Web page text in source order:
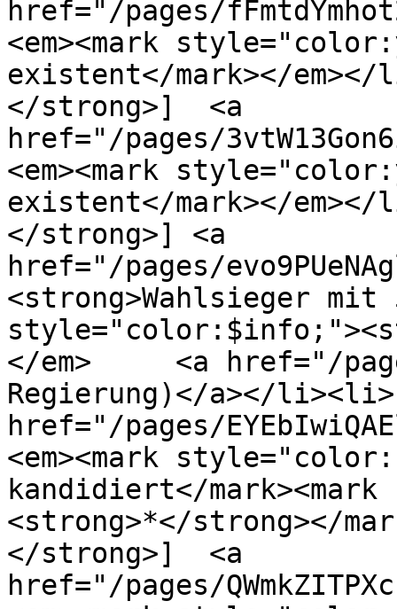
href="/pages/
<em><mark
existent</mark></
</strong>]  <a
href="/pages/
<em><mark
existent</mark></
</strong>] <a
href="/pages/
<strong>Wahlsieger mit
</em>     <a href="/
Regierung)</a></
href="/pages/
<em><mark
kandidiert</
<strong>*</strong></
</strong>]  <a
href="/pages/